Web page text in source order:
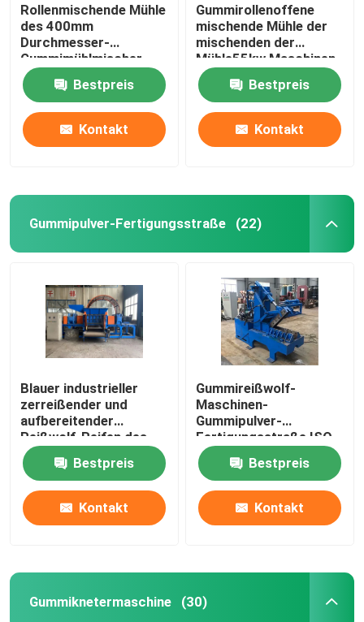
Rollenmischende Mühle
des 400mm
Durchmesser-
Gummimühlmischer-
37Kw zwei
Bestpreis
Kontakt
Gummirollenoffene
mischende Mühle der
mischenden der
Mühle55kw Maschinen-
XK450 zwei
Bestpreis
Kontakt
Gummipulver-Fertigungsstraße (22)
Blauer industrieller
zerreißender und
aufbereitender
Reißwolf-Reifen des
Reifen-55Kw
Bestpreis
Kontakt
Gummireißwolf-
Maschinen-
Gummipulver-
Fertigungsstraße ISO-
CER des reifen-7.5Kw
Bestpreis
Kontakt
Gummiknetermaschine (30)